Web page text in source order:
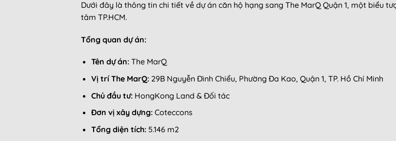
Dưới đây là thông tin chi tiết về dự án căn hộ hạng sang The MarQ Quận 1, một biểu
tâm TP.HCM.
Tổng quan dự án:
Tên dự án:The MarQ
Vị trí The MarQ:29B Nguyễn Đình Chiểu, Phường Đa Kao, Quận 1, TP. Hồ Chí Minh
Chủ đầu tư:HongKong Land & Đối tác
Đơn vị xây dựng:Coteccons
Tổng diện tích:5.146 m2